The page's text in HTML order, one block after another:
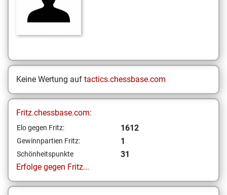
Keine Wertung auf tactics.chessbase.com
Fritz.chessbase.com:
Elo gegen Fritz: 1612
Gewinnpartien Fritz: 1
Schönheitspunkte
31
Erfolge gegen Fritz...